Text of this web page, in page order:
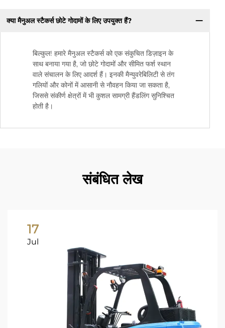
क्या मैनुअल स्टैकर्स छोटे गोदामों के लिए उपयुक्त हैं?
बिल्कुल! हमारे मैनुअल स्टैकर्स को एक संकुचित डिज़ाइन के
साथ बनाया गया है, जो छोटे गोदामों और सीमित फर्श स्थान
वाले संचालन के लिए आदर्श हैं। इनकी मैन्युवरेबिलिटी से तंग
गलियों और कोनों में आसानी से नौवहन किया जा सकता है,
जिससे संकीर्ण क्षेत्रों में भी कुशल सामग्री हैंडलिंग सुनिश्चित
होती है।
संबंधित लेख
17
Jul